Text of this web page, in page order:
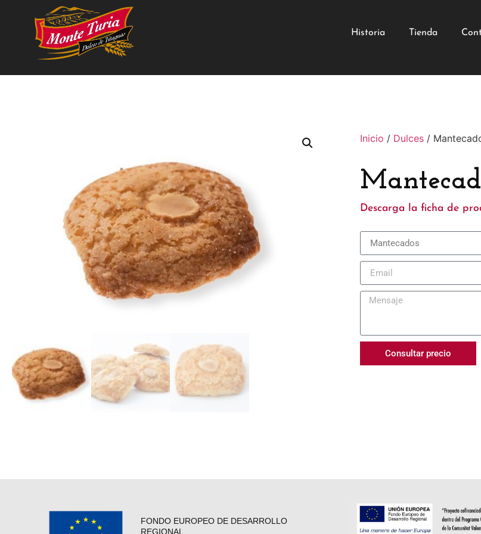
Historia Tienda
Inicio / Dulces /
Descarga la ficha de
Consultar precio
FONDO EUROPEO DE DESARROLLO
REGIONAL